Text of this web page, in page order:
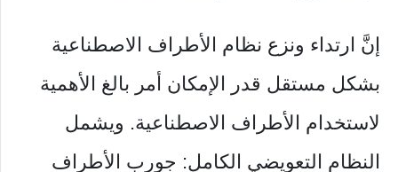
إنَّ ارتداء ونزع نظام الأطراف الاصطناعية
بشكل مستقل قدر الإمكان أمر بالغ الأهمية
لاستخدام الأطراف الاصطناعية. ويشمل
النظام التعويضي الكامل: جورب الأطراف